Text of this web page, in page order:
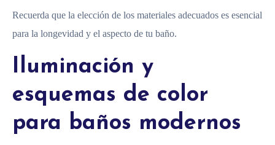
Recuerda que la elección de los materiales adecuados es esencial
para la longevidad y el aspecto de tu baño.
Iluminación y
esquemas de color
para baños modernos